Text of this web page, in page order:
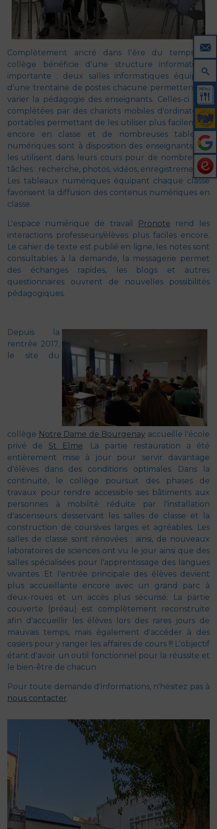
Complètement ancré dans l'ère du temps, le
collège bénéficie d'une structure informatique
importante : deux salles informatiques équipées
d'une trentaine de postes chacune permettent de
varier la pédagogie des enseignants. Celles-ci sont
complétées par des chariots mobiles d'ordinateurs
portables permettant de les utiliser plus facilement
encore en classe et de nombreuses tablettes
numériques sont à disposition des enseignants, qui
les utilisent dans leurs cours pour de nombreuses
tâches : recherche, photos, vidéos, enregistrements...
Les tableaux numériques équipant chaque classe
favorisent la diffusion des contenus numériques en
classe.
L'espace numérique de travail Pronote rend les
interactions professeurs/élèves plus faciles encore.
Le cahier de texte est publié en ligne, les notes sont
consultables à la demande, la messagerie permet
des échanges rapides, les blogs et autres
questionnaires ouvrent de nouvelles possibilités
pédagogiques.
Depuis la
rentrée 2017,
le site du
collège Notre Dame de Bourgenay accueille l'école
privé de St Elme. La partie restauration a été
entièrement mise à jour pour servir davantage
d'élèves dans des conditions optimales. Dans la
continuité, le collège poursuit des phases de
travaux pour rendre accessible ses bâtiments aux
personnes à mobilité réduite par l'installation
d'ascenseurs desservant les salles de classe et la
construction de coursives larges et agréables. Les
salles de classe sont rénovées : ainsi, de nouveaux
laboratoires de sciences ont vu le jour ainsi que des
salles spécialisées pour l'apprentissage des langues
vivantes. Et l'entrée principale des élèves devient
plus accueillante encore avec un grand parc à
deux-roues et un accès plus sécurisé. La partie
couverte (préau) est complètement reconstruite
afin d'accueillir les élèves lors des rares jours de
mauvais temps, mais également d'accéder à des
casiers pour y ranger les affaires de cours !!! L'objectif
étant d'avoir un outil fonctionnel pour la réussite et
le bien-être de chacun
Pour toute demande d'informations, n'hésitez pas à
nous contacter.